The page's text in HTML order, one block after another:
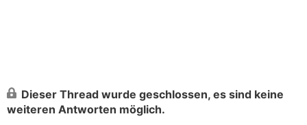
Dieser Thread wurde geschlossen, es sind keine
weiteren Antworten möglich.